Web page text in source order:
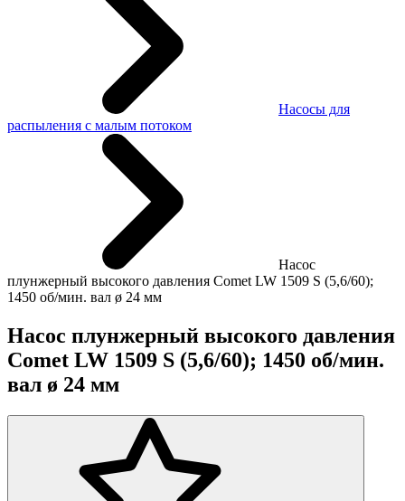
Насосы для
распыления с малым потоком
Насос
плунжерный высокого давления Comet LW 1509 S (5,6/60);
1450 об/мин. вал ø 24 мм
Насос плунжерный высокого давления
Comet LW 1509 S (5,6/60); 1450 об/мин.
вал ø 24 мм